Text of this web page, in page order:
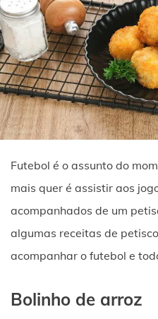
Futebol é o assunto do
mais quer é assistir aos
acompanhados de um
algumas receitas de
acompanhar o futebol e
Bolinho de arroz